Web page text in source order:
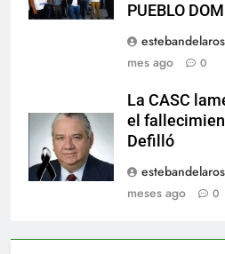
PUEBLO
mes ago
0
La CASC
el
Defilló
meses ago
0